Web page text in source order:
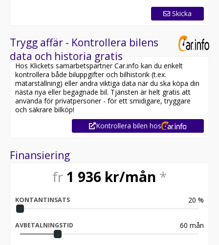
Skicka
Trygg affär - Kontrollera bilens
data och historia gratis
Hos Klickets samarbetspartner Car.info kan du enkelt
kontrollera både biluppgifter och bilhistorik (t.ex.
mätarställning) eller andra viktiga data när du ska köpa din
nästa nya eller begagnade bil. Tjänsten är helt gratis att
använda för privatpersoner - för ett smidigare, tryggare
och säkrare bilköp!
Kontrollera bilen hos
Finansiering
fr 1 936 kr/mån *
KONTANTINSATS 20 %
AVBETALNINGSTID 60 mån